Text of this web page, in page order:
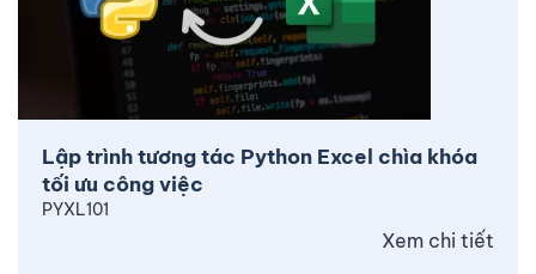
Lập trình tương tác Python Excel chìa khóa
tối ưu công việc
PYXL101
Xem chi tiết